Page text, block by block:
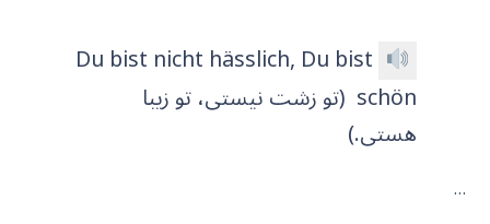
Du bist nicht hässlich, Du bist
schön (تو زشت نیستی، تو زیبا
هستی.)
…